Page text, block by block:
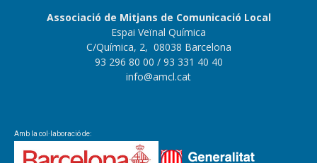
Associació de Mitjans de Comunicació Local
Espai Veïnal Química
C/Química, 2, 08038 Barcelona
93 296 80 00 / 93 331 40 40
info@amcl.cat
Amb la col·laboració de: